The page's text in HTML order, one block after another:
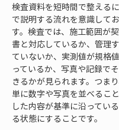
検査資料を短時間で整える
で説明する流れを意識して
す。検査では、施工範囲が
書と対応しているか、管理
ていないか、実測値が規格
っているか、写真や記録で
きるかが見られます。つま
単に数字や写真を並べるこ
した内容が基準に沿ってい
る状態にすることです。